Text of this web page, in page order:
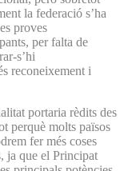
la federació s’ha
proves
per falta de
s’hi
reconeixement i
portaria rèdits des
perquè molts països
fer més coses
ja que el Principat